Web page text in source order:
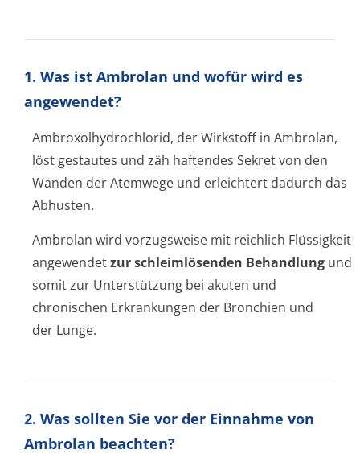
1. Was ist Ambrolan und wofür wird es
angewendet?
Ambroxolhydrochlo­rid, der Wirkstoff in Ambrolan,
löst gestautes und zäh haftendes Sekret von den
Wänden der Atemwege und erleichtert dadurch das
Abhusten.
Ambrolan wird vorzugsweise mit reichlich Flüssigkeit
angewendetzur schleimlösenden Behandlung und
somit zur Unterstützung bei akuten und
chronischen Erkrankungen der Bronchien und
der Lunge.
2. Was sollten Sie vor der Einnahme von
Ambrolan beachten?